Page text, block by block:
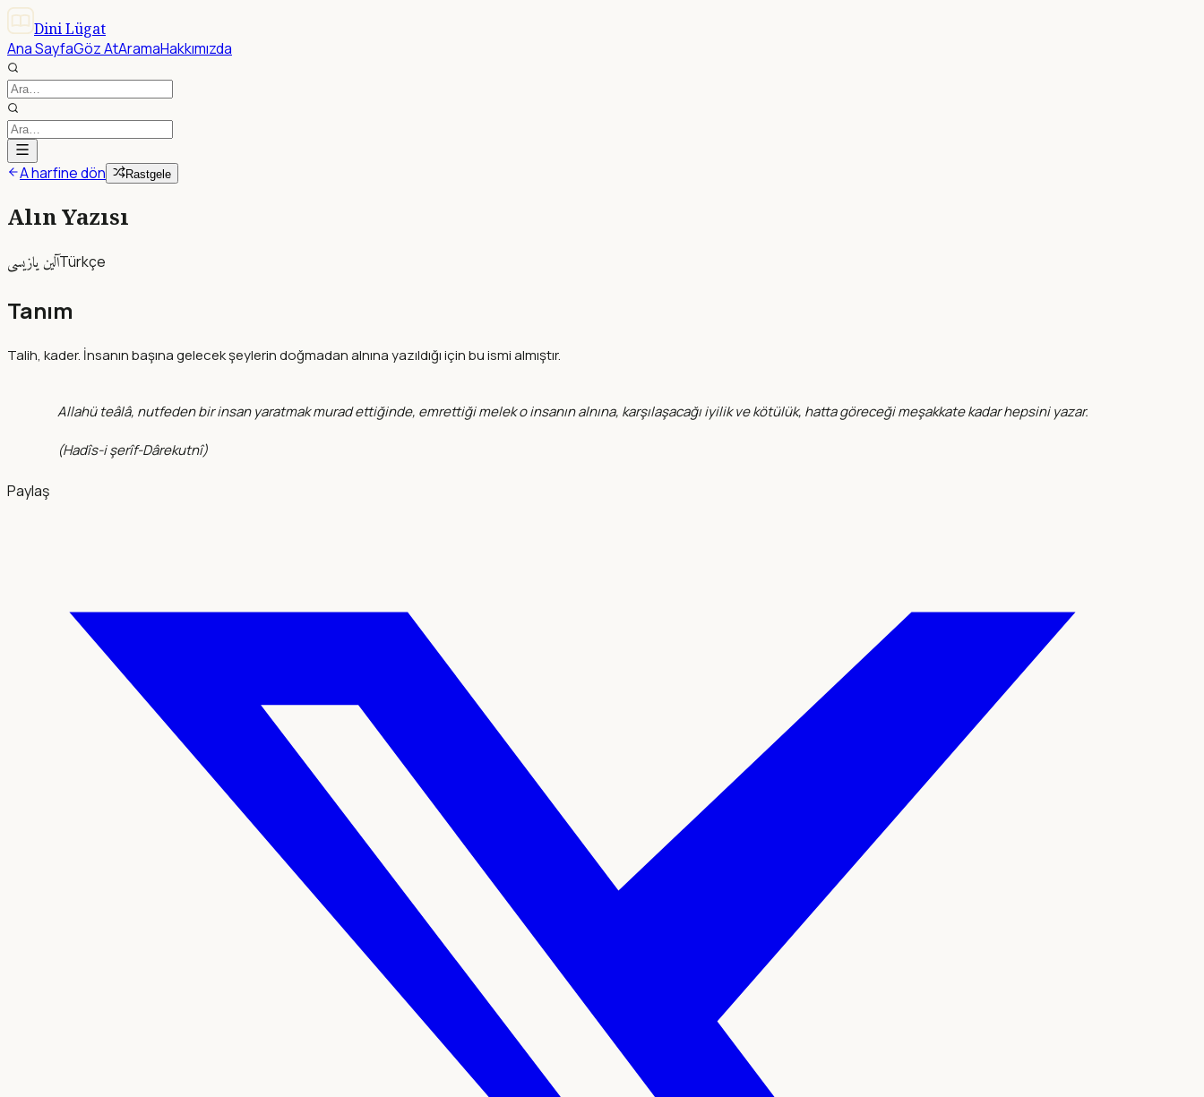
Dini Lügat
Ana SayfaGöz AtAramaHakkımızda
A harfine dön Rastgele
Alın Yazısı
آلين يازيسىTürkçe
Tanım
Talih, kader. İnsanın başına gelecek şeylerin doğmadan alnına yazıldığı için bu ismi almıştır.
Allahü teâlâ, nutfeden bir insan yaratmak murad ettiğinde, emrettiği melek o insanın alnına, karşılaşacağı iyilik ve kötülük, hatta göreceği meşakkate kadar hepsini yazar.
(Hadîs-i şerîf-Dârekutnî)
Paylaş